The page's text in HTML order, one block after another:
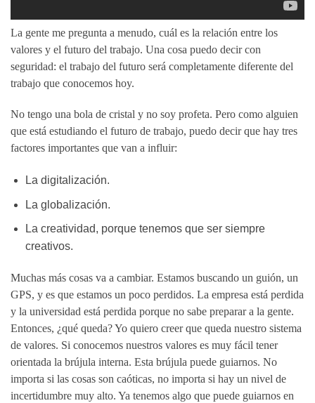
La gente me pregunta a menudo, cuál es la relación entre los
valores y el futuro del trabajo. Una cosa puedo decir con
seguridad: el trabajo del futuro será completamente diferente del
trabajo que conocemos hoy.
No tengo una bola de cristal y no soy profeta. Pero como alguien
que está estudiando el futuro de trabajo, puedo decir que hay tres
factores importantes que van a influir:
La digitalización.
La globalización.
La creatividad, porque tenemos que ser siempre
creativos.
Muchas más cosas va a cambiar. Estamos buscando un guión, un
GPS, y es que estamos un poco perdidos. La empresa está perdida
y la universidad está perdida porque no sabe preparar a la gente.
Entonces, ¿qué queda? Yo quiero creer que queda nuestro sistema
de valores. Si conocemos nuestros valores es muy fácil tener
orientada la brújula interna. Esta brújula puede guiarnos. No
importa si las cosas son caóticas, no importa si hay un nivel de
incertidumbre muy alto. Ya tenemos algo que puede guiarnos en